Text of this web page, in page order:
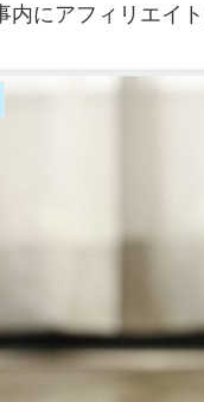
内にアフィリエイ